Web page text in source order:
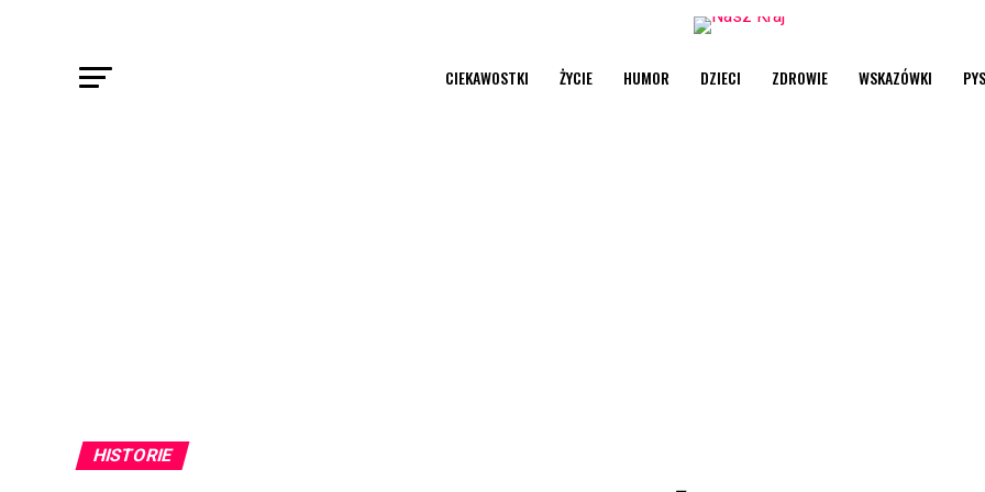
CIEKAWOSTKI ŻYCIE HUMOR DZIECI ZDROWIE WSKAZÓWKI
HISTORIE